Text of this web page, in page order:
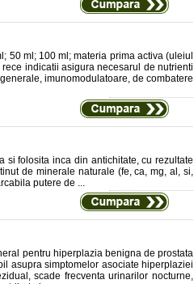
50 ml; 100 ml; materia prima activa (uleiul
indicatii asigura necesarul de nutrienti
imunomodulatoare, de combatere
folosita inca din antichitate, cu rezultate
de minerale naturale (fe, ca, mg, al, si,
putere de ...
pentru hiperplazia benigna de prostata
asupra simptomelor asociate hiperplaziei
scade frecventa urinarilor nocturne,